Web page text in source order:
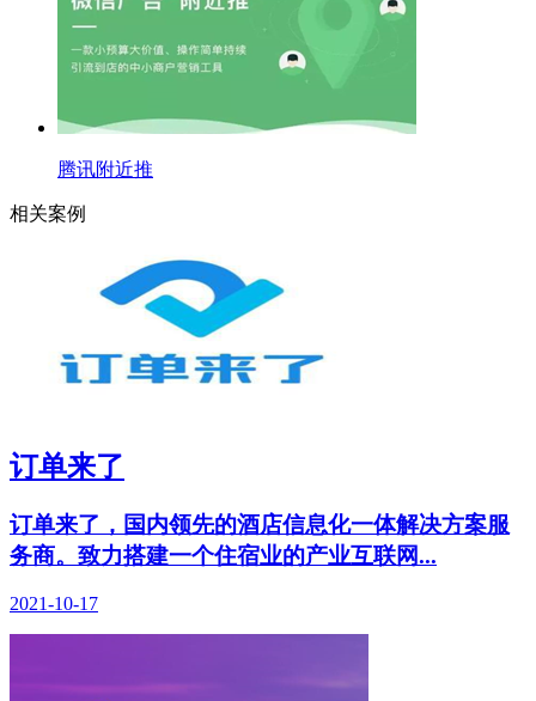
腾讯附近推
相关案例
订单来了
订单来了，国内领先的酒店信息化一体解决方案服
务商。致力搭建一个住宿业的产业互联网...
2021-10-17